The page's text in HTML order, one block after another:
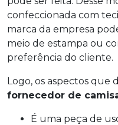
confeccionada com
marca da empresa
meio de estampa ou
preferência do cliente.
Logo, os aspectos que
fornecedor de
É uma peça de uso versátil, ou seja, pode estar